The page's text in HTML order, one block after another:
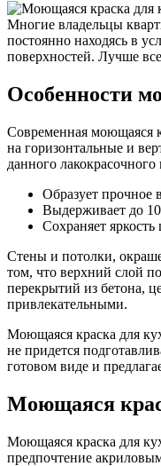
Многие владельцы
постоянно находясь в
поверхностей. Лучше
Особенности
Современная моющаяся
на горизонтальные и
данного
Образует прочное
Выдерживает до
Сохраняет
Стены и потолки,
том, что верхний слой
перекрытий из бетона,
привлекательными.
Моющаяся краска для
не придется
готовом виде и
Моющаяся
Моющаяся краска для
предпочтение